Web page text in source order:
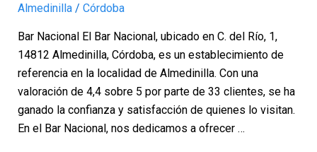
Almedinilla/ Córdoba
Bar Nacional El Bar Nacional, ubicado en C. del Río, 1,
14812 Almedinilla, Córdoba, es un establecimiento de
referencia en la localidad de Almedinilla. Con una
valoración de 4,4 sobre 5 por parte de 33 clientes, se ha
ganado la confianza y satisfacción de quienes lo visitan.
En el Bar Nacional, nos dedicamos a ofrecer …
Córdoba